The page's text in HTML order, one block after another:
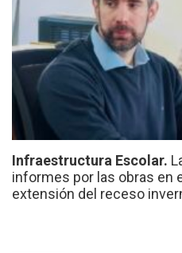
Infraestructura Escolar.
informes por las obras en
extensión del receso